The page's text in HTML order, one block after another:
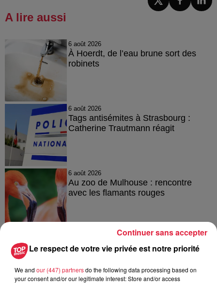
A lire aussi
6 août 2026
À Hoerdt, de l’eau brune sort des
robinets
6 août 2026
Tags antisémites à Strasbourg :
Catherine Trautmann réagit
6 août 2026
Au zoo de Mulhouse : rencontre
avec les flamants rouges
Le respect de votre vie privée est notre priorité
We and our (447) partnersdo the following data processing based on
your consent and/or our legitimate interest: Store and/or access
Continuer sans accepter